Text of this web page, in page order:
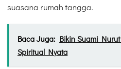
suasana rumah tangga.
Baca Juga: Bikin Suami
Spiritual Nyata